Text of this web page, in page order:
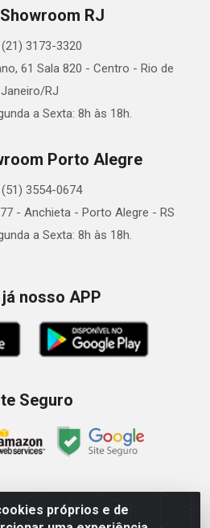
próprios e de
RJ
(21) 3173-3320
61 Sala 820 - Centro - Rio de
Janeiro/RJ
a Sexta: 8h às 18h.
Porto Alegre
(51) 3554-0674
- Anchieta - Porto Alegre - RS
a Sexta: 8h às 18h.
nosso APP
Seguro
LTDA - Av. Senador Queiróz, 274